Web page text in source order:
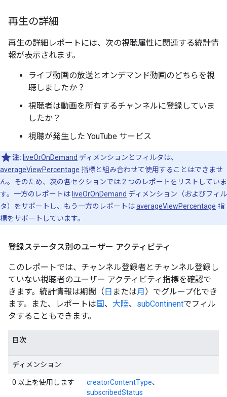
再生の詳細
再生の詳細レポートには、次の視聴属性に関連する統計情
報が表示されます。
ライブ動画の放送とオンデマンド動画のどちらを視
聴しましたか？
視聴者は動画を所有するチャンネルに登録していま
したか？
視聴が発生した YouTube サービス
注: liveOrOnDemand ディメンションとフィルタは、
averageViewPercentage 指標と組み合わせて使用することはできませ
ん。そのため、次の各セクションでは 2 つのレポートをリストしていま
す。一方のレポートは liveOrOnDemand ディメンション（およびフィル
タ）をサポートし、もう一方のレポートはaverageViewPercentage 指
標をサポートしています。
登録ステータス別のユーザー アクティビティ
このレポートでは、チャンネル登録者とチャンネル登録し
ていない視聴者のユーザー アクティビティ指標を確認で
きます。統計情報は期間（日 または月）でグループ化でき
ます。また、レポートは国、 大陸、 subContinentでフィル
タすることもできます。
目次
ディメンション:
0 以上を使用します creatorContentType、
subscribedStatus